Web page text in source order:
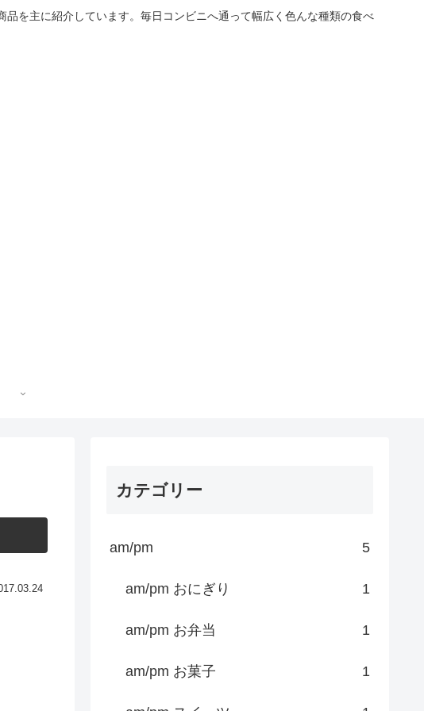
を主に紹介しています。毎日コンビニへ通って幅広く色んな種類の食べ
カテゴリー
am/pm 5
am/pm おにぎり 1
am/pm お弁当 1
am/pm お菓子 1